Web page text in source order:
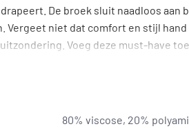
De broek sluit naadloos aan
Vergeet niet dat comfort en stijl hand
Voeg deze must-have
80% viscose, 20%